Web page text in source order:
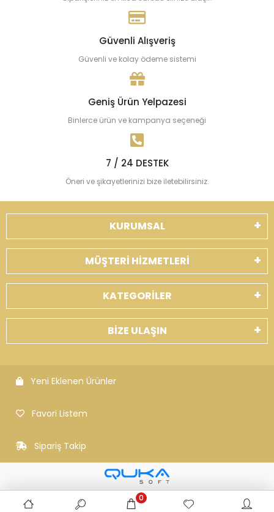
Güvenli Alışveriş
Güvenli ve kolay ödeme sistemi
Geniş Ürün Yelpazesi
Binlerce ürün ve kampanya seçeneği
7 / 24 DESTEK
Öneri ve şikayetlerinizi bize iletebilirsiniz.
KURUMSAL
MÜŞTERİ HİZMETLERİ
KATEGORİLER
BİZE ULAŞIN
Yeni Eklenen Ürünler
Favori Listem
Sipariş Takip
0